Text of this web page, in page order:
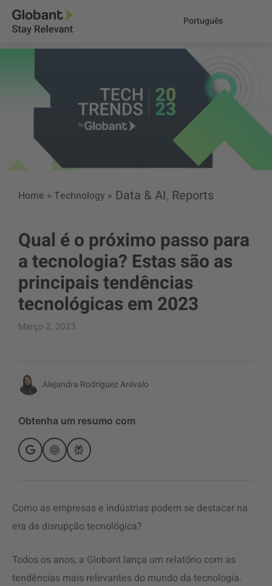
Português
Home » Technology » Data & AI , Reports
Qual é o próximo passo para
a tecnologia? Estas são as
principais tendências
tecnológicas em 2023
Março 2, 2023
Alejandra Rodríguez Arévalo
Obtenha um resumo com
Como as empresas e indústrias podem se destacar na
era da disrupção tecnológica?
Todos os anos, a Globant lança um relatório com as
tendências mais relevantes do mundo da tecnologia.